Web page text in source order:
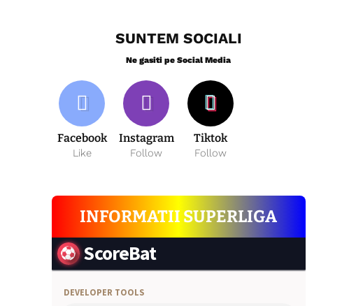
SUNTEM SOCIALI
Ne gasiti pe Social Media
Facebook
Like
Instagram
Follow
Tiktok
Follow
INFORMATII SUPERLIGA